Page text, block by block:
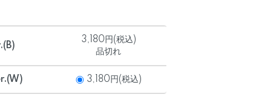
3,180円(税込)
品切れ
3,180円(税込)